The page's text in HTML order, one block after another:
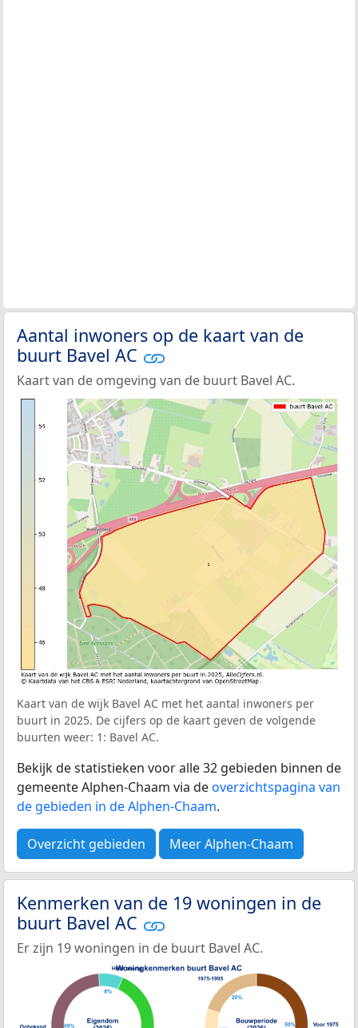
Aantal inwoners op de kaart van de
buurt Bavel AC
Kaart van de omgeving van de buurt Bavel AC.
Kaart van de wijk Bavel AC met het aantal inwoners per
buurt in 2025. De cijfers op de kaart geven de volgende
buurten weer: 1: Bavel AC.
Bekijk de statistieken voor alle 32 gebieden binnen de
gemeente Alphen-Chaam via deoverzichtspagina van
de gebieden in de Alphen-Chaam.
Overzicht gebieden Meer Alphen-Chaam
Kenmerken van de 19 woningen in de
buurt Bavel AC
Er zijn 19 woningen in de buurt Bavel AC.